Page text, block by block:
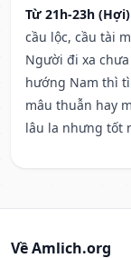
Từ 21h-23h
cầu lộc, cầu tài
Người đi xa
hướng Nam thì
mâu thuẫn hay
lâu la nhưng tốt
Về Amlich.org